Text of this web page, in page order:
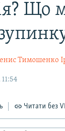
Що
Тимошенко
Читати без